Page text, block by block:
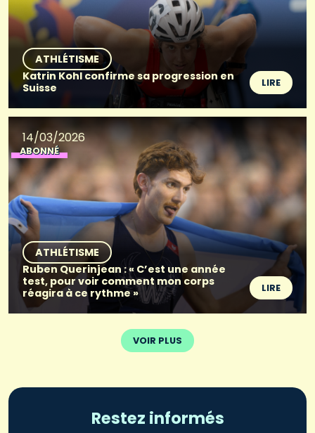
ATHLÉTISME
Katrin Kohl confirme sa progression en
Suisse
LIRE
14/03/2026
ABONNÉ
ATHLÉTISME
Ruben Querinjean : « C’est une année
test, pour voir comment mon corps
réagira à ce rythme »
LIRE
VOIR PLUS
Restez informés